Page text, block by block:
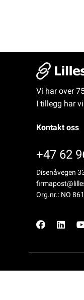
Vi har over
I tillegg har
Kontakt oss
+47 62
Disenåvegen
Org.nr.: NO